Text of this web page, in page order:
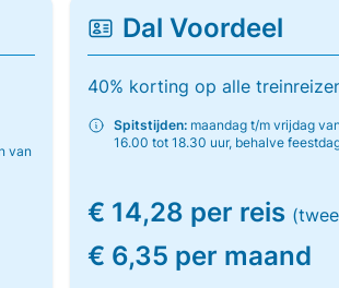
van
Dal Voordeel
40% korting op alle
Spitstijden: maandag t/m vrijdag
16.00 tot 18.30 uur, behalve
€ 14,28 per reis
€ 6,35 per maand